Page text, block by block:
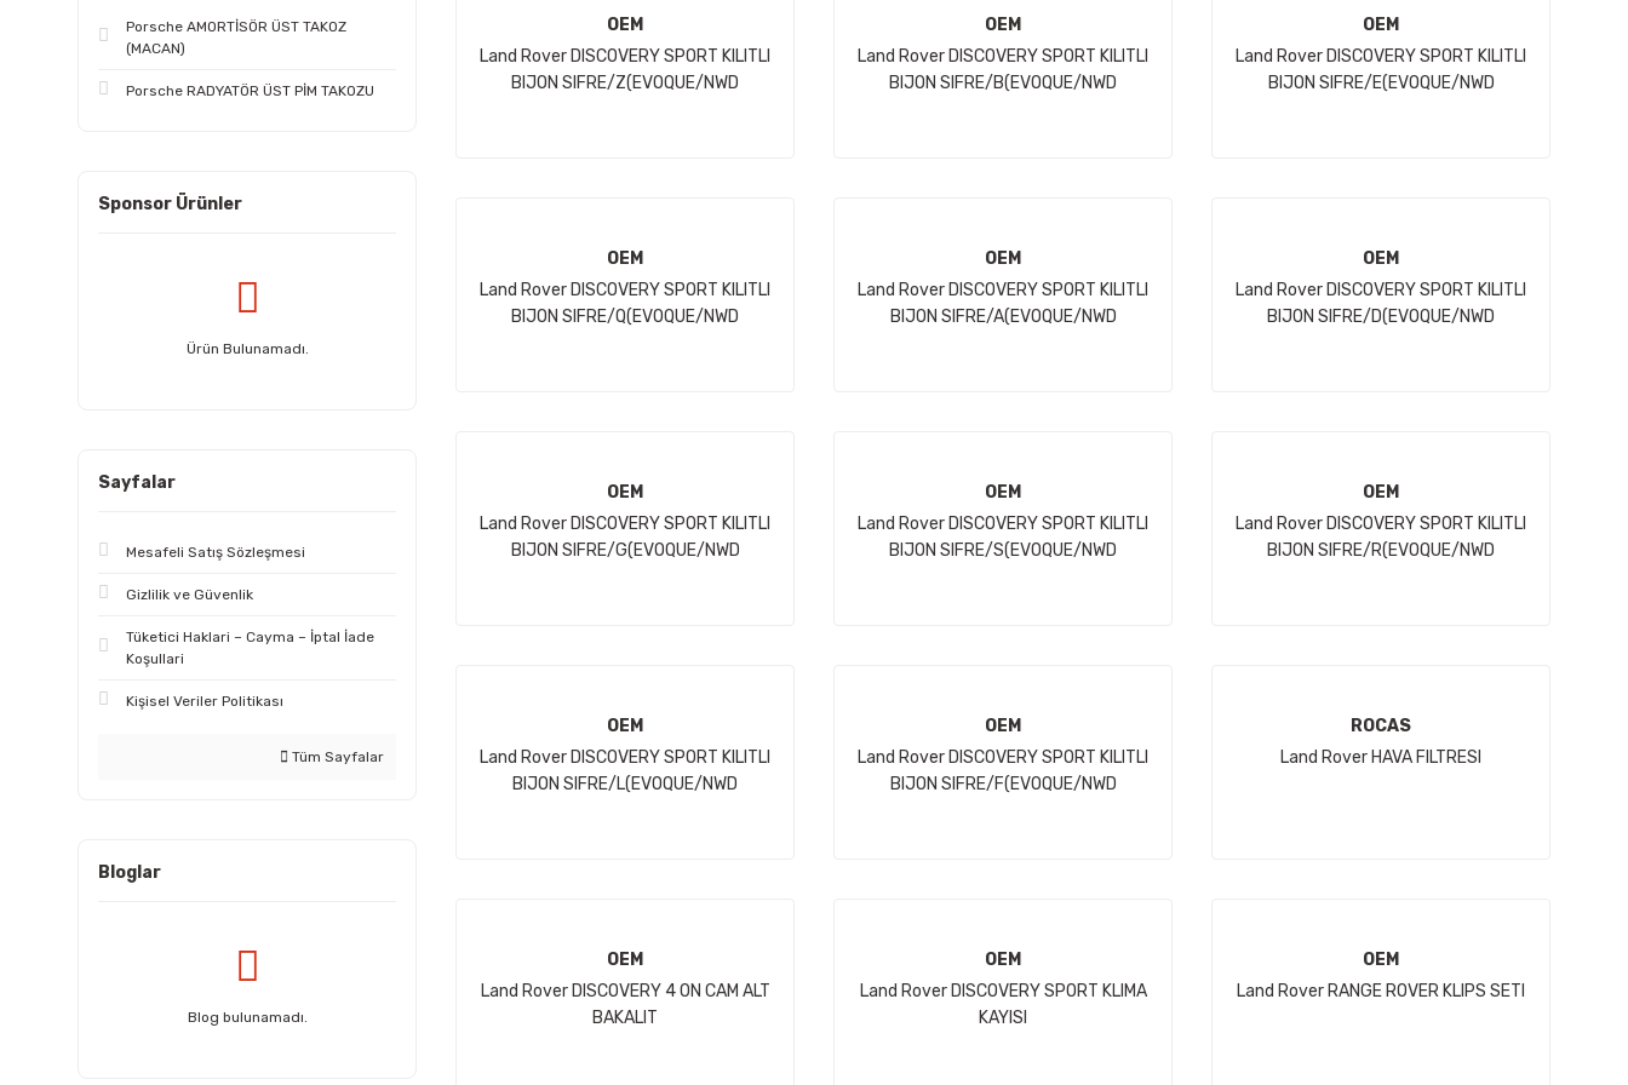
Porsche AMORTİSÖR ÜST TAKOZ
(MACAN)
Porsche RADYATÖR ÜST PİM TAKOZU
Sponsor Ürünler
Ürün Bulunamadı.
Sayfalar
Mesafeli Satış Sözleşmesi
Gizlilik ve Güvenlik
Tüketici Haklari – Cayma – İptal İade
Koşullari
Kişisel Veriler Politikası
Tüm Sayfalar
Bloglar
Blog bulunamadı.
OEM
Land Rover DISCOVERY SPORT KILITLI
BIJON SIFRE/Z(EVOQUE/NWD
OEM
Land Rover DISCOVERY SPORT KILITLI
BIJON SIFRE/B(EVOQUE/NWD
OEM
Land Rover DISCOVERY SPORT KILITLI
BIJON SIFRE/E(EVOQUE/NWD
OEM
Land Rover DISCOVERY SPORT KILITLI
BIJON SIFRE/Q(EVOQUE/NWD
OEM
Land Rover DISCOVERY SPORT KILITLI
BIJON SIFRE/A(EVOQUE/NWD
OEM
Land Rover DISCOVERY SPORT KILITLI
BIJON SIFRE/D(EVOQUE/NWD
OEM
Land Rover DISCOVERY SPORT KILITLI
BIJON SIFRE/G(EVOQUE/NWD
OEM
Land Rover DISCOVERY SPORT KILITLI
BIJON SIFRE/S(EVOQUE/NWD
OEM
Land Rover DISCOVERY SPORT KILITLI
BIJON SIFRE/R(EVOQUE/NWD
OEM
Land Rover DISCOVERY SPORT KILITLI
BIJON SIFRE/L(EVOQUE/NWD
OEM
Land Rover DISCOVERY SPORT KILITLI
BIJON SIFRE/F(EVOQUE/NWD
ROCAS
Land Rover HAVA FILTRESI
OEM
Land Rover DISCOVERY 4 ON CAM ALT
BAKALIT
OEM
Land Rover DISCOVERY SPORT KLIMA
KAYISI
OEM
Land Rover RANGE ROVER KLIPS SETI